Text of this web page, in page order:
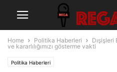
Home Politika Haberleri
Dışişleri
ve kararlılığımızı gösterme vakti
Politika Haberleri